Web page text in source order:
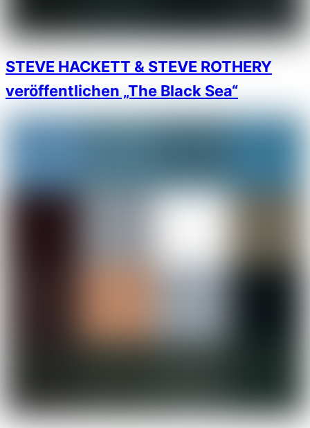
STEVE HACKETT & STEVE ROTHERY
veröffentlichen „The Black Sea“